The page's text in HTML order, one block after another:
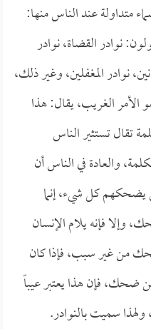
متداولة عند الناس منها:
نوادر القضاة، نوادر
نوادر المغفلين، وغير ذلك،
الأمر الغريب، يقال: هذا
تقال تستثير الناس
والعادة في الناس أن
كل شيء، إنما
فإنه يلام الإنسان
من غير سبب، فإذا كان
ضحك، فإن هذا يعتبر عيباً
ولهذا سميت بالنوادر.